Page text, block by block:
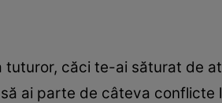
tuturor, căci te-ai săturat de
ai parte de câteva conflicte